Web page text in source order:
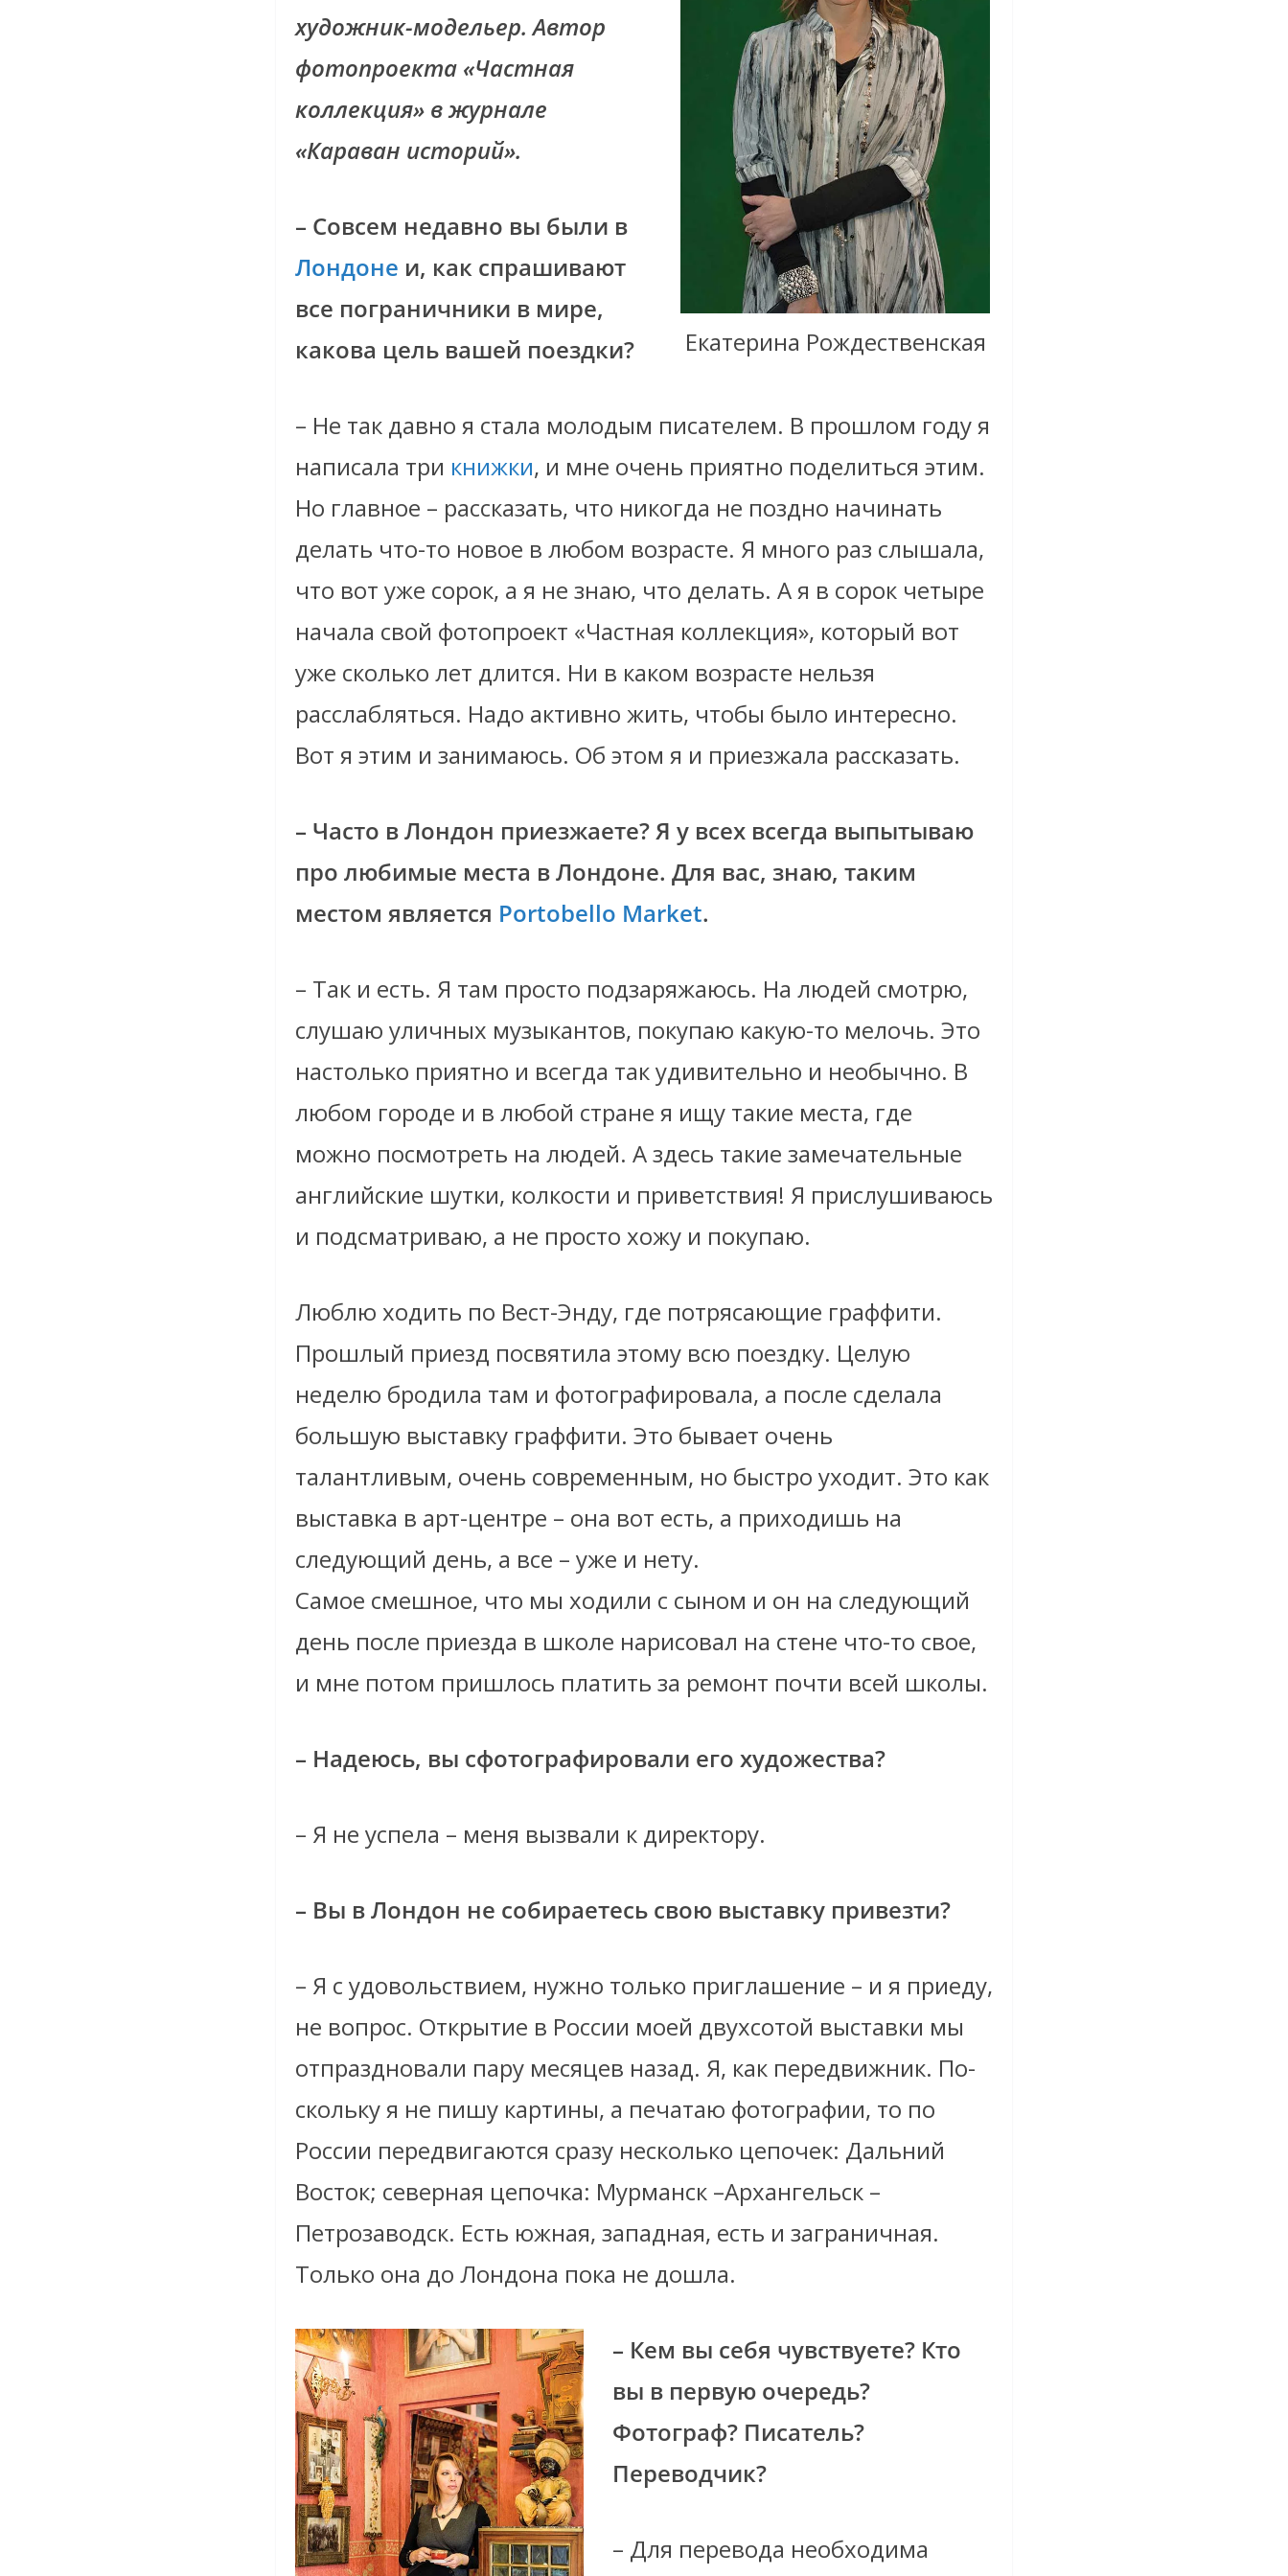
Екатерина Рождественская
художник-модельер. Автор
фотопроекта «Частная
коллекция» в журнале
«Караван историй».
– Совсем недавно вы были в
Лондоне и, как спрашивают
все пограничники в мире,
какова цель вашей поездки?
– Не так давно я стала молодым писателем. В прошлом году я
написала три книжки, и мне очень приятно поделиться этим.
Но главное – рассказать, что никогда не поздно начинать
делать что-то новое в любом возрасте. Я много раз слышала,
что вот уже сорок, а я не знаю, что делать. А я в сорок четыре
начала свой фотопроект «Частная коллекция», который вот
уже сколько лет длится. Ни в каком возрасте нельзя
расслабляться. Надо активно жить, чтобы было интересно.
Вот я этим и занимаюсь. Об этом я и приезжала рассказать.
– Часто в Лондон приезжаете? Я у всех всегда выпытываю
про любимые места в Лондоне. Для вас, знаю, таким
местом является Portobello Market.
– Так и есть. Я там просто подзаряжаюсь. На людей смотрю,
слушаю уличных музыкантов, покупаю какую-то мелочь. Это
настолько приятно и всегда так удивительно и необычно. В
любом городе и в любой стране я ищу такие места, где
можно посмотреть на людей. А здесь такие замечательные
английские шутки, колкости и приветствия! Я прислушиваюсь
и подсматриваю, а не просто хожу и покупаю.
Люблю ходить по Вест-Энду, где потрясающие граффити.
Прошлый приезд посвятила этому всю поездку. Целую
неделю бродила там и фотографировала, а после сделала
большую выставку граффити. Это бывает очень
талантливым, очень современным, но быстро уходит. Это как
выставка в арт-центре – она вот есть, а приходишь на
следующий день, а все – уже и нету.
Самое смешное, что мы ходили с сыном и он на следующий
день после приезда в школе нарисовал на стене что-то свое,
и мне потом пришлось платить за ремонт почти всей школы.
– Надеюсь, вы сфотографировали его художества?
– Я не успела – меня вызвали к директору.
– Вы в Лондон не собираетесь свою выставку привезти?
– Я с удовольствием, нужно только приглашение – и я приеду,
не вопрос. Открытие в России моей двухсотой выставки мы
отпраздновали пару месяцев назад. Я, как передвижник. По-
скольку я не пишу картины, а печатаю фотографии, то по
России передвигаются сразу несколько цепочек: Дальний
Восток; северная цепочка: Мурманск –Архангельск –
Петрозаводск. Есть южная, западная, есть и заграничная.
Только она до Лондона пока не дошла.
– Кем вы себя чувствуете? Кто
вы в первую очередь?
Фотограф? Писатель?
Переводчик?
– Для перевода необходима